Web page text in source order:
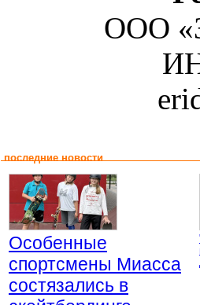
ООО
последние новости
Особенные
спортсмены Миасса
состязались в